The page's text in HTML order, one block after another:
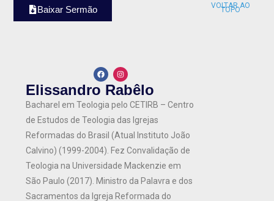
Baixar Sermão VOLTAR AO
TOPO
Elissandro Rabêlo
Bacharel em Teologia pelo CETIRB – Centro
de Estudos de Teologia das Igrejas
Reformadas do Brasil (Atual Instituto João
Calvino) (1999-2004). Fez Convalidação de
Teologia na Universidade Mackenzie em
São Paulo (2017). Ministro da Palavra e dos
Sacramentos da Igreja Reformada do